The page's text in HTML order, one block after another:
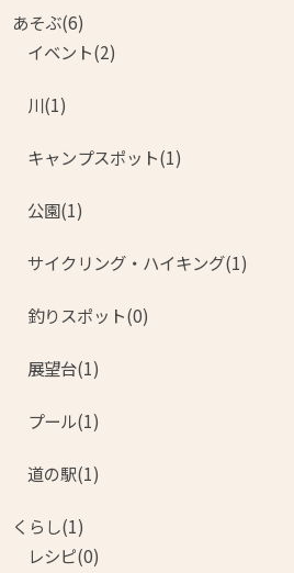
あそぶ(6)
イベント(2)
川(1)
キャンプスポット(1)
公園(1)
サイクリング・ハイキング(1)
釣りスポット(0)
展望台(1)
プール(1)
道の駅(1)
くらし(1)
レシピ(0)